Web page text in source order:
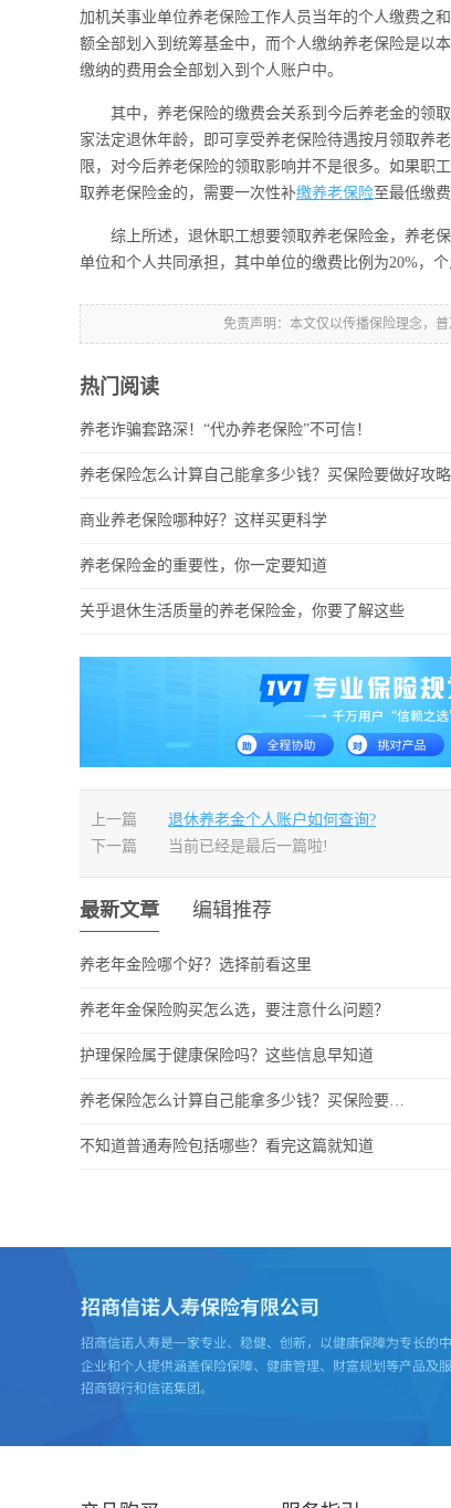
加机关事业单位养老保险工作人员当年的个人缴费之
额全部划入到统筹基金中，而个人缴纳养老保险是以
缴纳的费用会全部划入到个人账户中。
其中，养老保险的缴费会关系到今后养老金的领
家法定退休年龄，即可享受养老保险待遇按月领取养
限，对今后养老保险的领取影响并不是很多。如果职
取养老保险金的，需要一次性补缴养老保险至最低缴
综上所述，退休职工想要领取养老保险金，养老
单位和个人共同承担，其中单位的缴费比例为20%，个
免责声明：本文仅以传播保险理念，
热门阅读
养老诈骗套路深！“代办养老保险”不可信！
养老保险怎么计算自己能拿多少钱？买保险要做好攻略
商业养老保险哪种好？这样买更科学
养老保险金的重要性，你一定要知道
关乎退休生活质量的养老保险金，你要了解这些
上一篇
退休养老金个人账户如何查询?
下一篇
当前已经是最后一篇啦!
最新文章 编辑推荐
养老年金险哪个好？选择前看这里
养老年金保险购买怎么选，要注意什么问题？
护理保险属于健康保险吗？这些信息早知道
养老保险怎么计算自己能拿多少钱？买保险要做好攻略
不知道普通寿险包括哪些？看完这篇就知道